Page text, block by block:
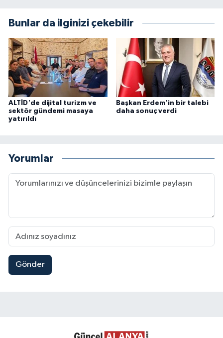
Bunlar da ilginizi çekebilir
ALTİD'de dijital turizm ve
sektör gündemi masaya
yatırıldı
Başkan Erdem'in bir talebi
daha sonuç verdi
Yorumlar
Gönder